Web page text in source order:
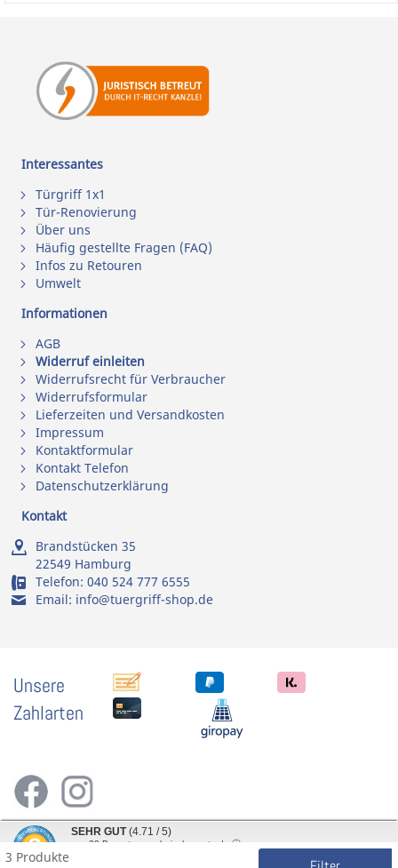
3 Produkte
Interessantes
Türgriff 1x1
Tür-Renovierung
Über uns
Häufig gestellte Fragen (FAQ)
Infos zu Retouren
Umwelt
Informationen
AGB
Widerruf einleiten
Widerrufsrecht für Verbraucher
Widerrufsformular
Lieferzeiten und Versandkosten
Impressum
Kontaktformular
Kontakt Telefon
Datenschutzerklärung
Kontakt
Brandstücken 35
22549 Hamburg
Telefon: 040 524 777 6555
Email: info@tuergriff-shop.de
Unsere
Zahlarten
SEHR GUT (4.71 / 5)
30 Bewertungen bei: shopvote.de ⓘ